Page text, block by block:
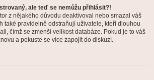
ale teď se nemůžu přihlásit?!
z nějakého důvodu deaktivoval nebo smazal váš
také pravidelně odstraňují uživatele, kteří dlouhou
čímž se zmenší velikost databáze. Pokud je to váš
a pokuste se více zapojit do diskuzí.